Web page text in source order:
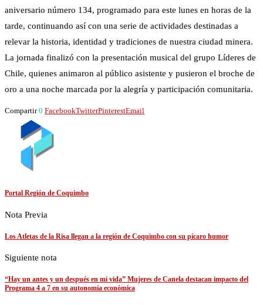
aniversario número 134, programado para este lunes en horas de la
tarde, continuando así con una serie de actividades destinadas a
relevar la historia, identidad y tradiciones de nuestra ciudad minera.
La jornada finalizó con la presentación musical del grupo Líderes de
Chile, quienes animaron al público asistente y pusieron el broche de
oro a una noche marcada por la alegría y participación comunitaria.
Compartir 0 FacebookTwitterPinterestEmail
Portal Región de Coquimbo
Nota Previa
Los Atletas de la Risa llegan a la región de Coquimbo con su pícaro humor
Siguiente nota
“Hay un antes y un después en mi vida” Mujeres de Canela destacan impacto del
Programa 4 a 7 en su autonomía económica